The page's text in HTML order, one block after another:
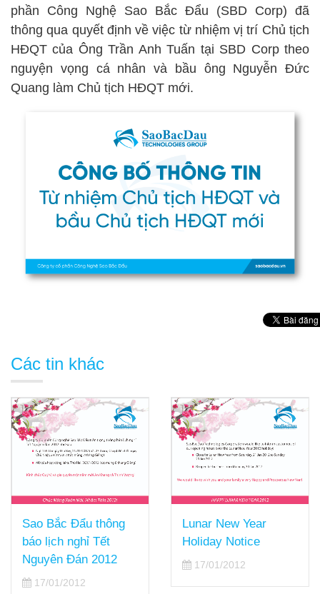
phần Công Nghệ Sao Bắc Đẩu (SBD Corp) đã
thông qua quyết định về việc từ nhiệm vị trí Chủ tịch
HĐQT của Ông Trần Anh Tuấn tại SBD Corp theo
nguyện vọng cá nhân và bầu ông Nguyễn Đức
Quang làm Chủ tịch HĐQT mới.
Các tin khác
Sao Bắc Đẩu thông
báo lịch nghỉ Tết
Nguyên Đán 2012
17/01/2012
Lunar New Year
Holiday Notice
17/01/2012